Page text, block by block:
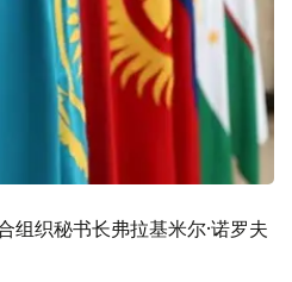
组织秘书长弗拉基米尔·诺罗夫